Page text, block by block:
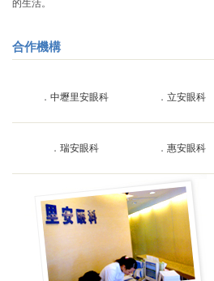
的生活。
合作機構
． 中壢里安眼科 ． 立安眼科
． 瑞安眼科 ． 惠安眼科